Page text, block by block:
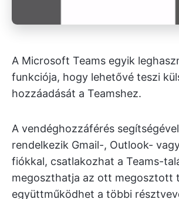
A Microsoft Teams egyik
funkciója, hogy lehetővé teszi
hozzáadását a Teamshez.
A vendéghozzáférés
rendelkezik Gmail-, Outlook-
fiókkal, csatlakozhat a Teams-
megoszthatja az ott megosztott
együttműködhet a többi